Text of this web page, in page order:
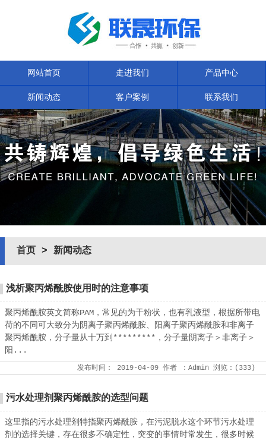
网站首页 走进我们 产品中心
新闻动态 客户案例 联系我们
首页 > 新闻动态
浅析聚丙烯酰胺使用时的注意事项
聚丙烯酰胺英文简称PAM，常见的为干粉状，也有乳液型，根据所带电
荷的不同可大致分为阴离子聚丙烯酰胺、阳离子聚丙烯酰胺和非离子
聚丙烯酰胺，分子量从十万到*********，分子量阴离子＞非离子＞
阳...
发布时间： 2019-04-09 作者 ：Admin 浏览：( 333 )
污水处理剂聚丙烯酰胺的选型问题
这里指的污水处理剂特指聚丙烯酰胺，在污泥脱水这个环节污水处理
剂的选择关键，存在很多不确定性，突变的事情时常发生，很多时候